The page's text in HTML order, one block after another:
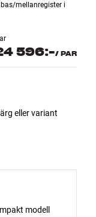
mellanregister i
596:-/ PAR
eller variant
modell